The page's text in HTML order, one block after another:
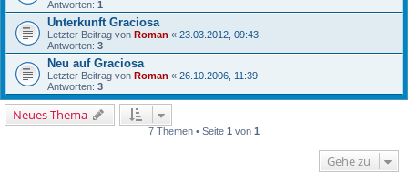
Antworten: 1
Unterkunft Graciosa
Letzter Beitrag von Roman « 23.03.2012, 09:43
Antworten: 3
Neu auf Graciosa
Letzter Beitrag von Roman « 26.10.2006, 11:39
Antworten: 3
Neues Thema
7 Themen • Seite 1 von 1
Gehe zu